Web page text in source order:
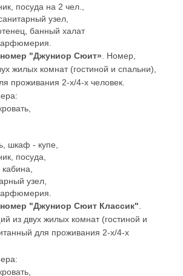
посуда на 2 чел.,
узел,
банный халат
"Джуниор Сюит» . Номер,
жилых комнат (гостиной и спальни),
проживания 2-х/4-х человек.
шкаф - купе,
посуда,
узел,
"Джуниор Сюит Классик"
из двух жилых комнат (гостиной и
для проживания 2-х/4-х